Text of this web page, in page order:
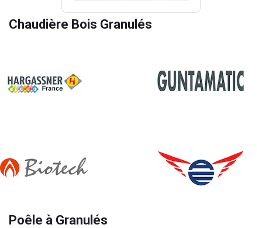
Chaudière Bois Granulés
Poêle à Granulés